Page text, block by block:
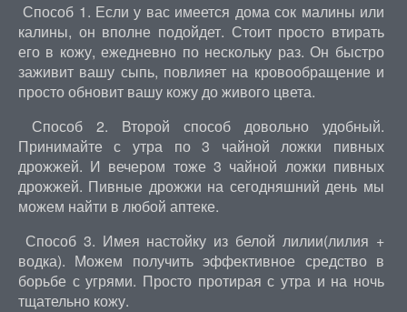
Способ 1. Если у вас имеется дома сок малины или
калины, он вполне подойдет. Стоит просто втирать
его в кожу, ежедневно по нескольку раз. Он быстро
заживит вашу сыпь, повлияет на кровообращение и
просто обновит вашу кожу до живого цвета.
Способ 2. Второй способ довольно удобный.
Принимайте с утра по 3 чайной ложки пивных
дрожжей. И вечером тоже 3 чайной ложки пивных
дрожжей. Пивные дрожжи на сегодняшний день мы
можем найти в любой аптеке.
Способ 3. Имея настойку из белой лилии(лилия +
водка). Можем получить эффективное средство в
борьбе с угрями. Просто протирая с утра и на ночь
тщательно кожу.